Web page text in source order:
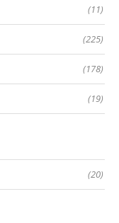
(11)
(225)
(178)
(19)
(20)